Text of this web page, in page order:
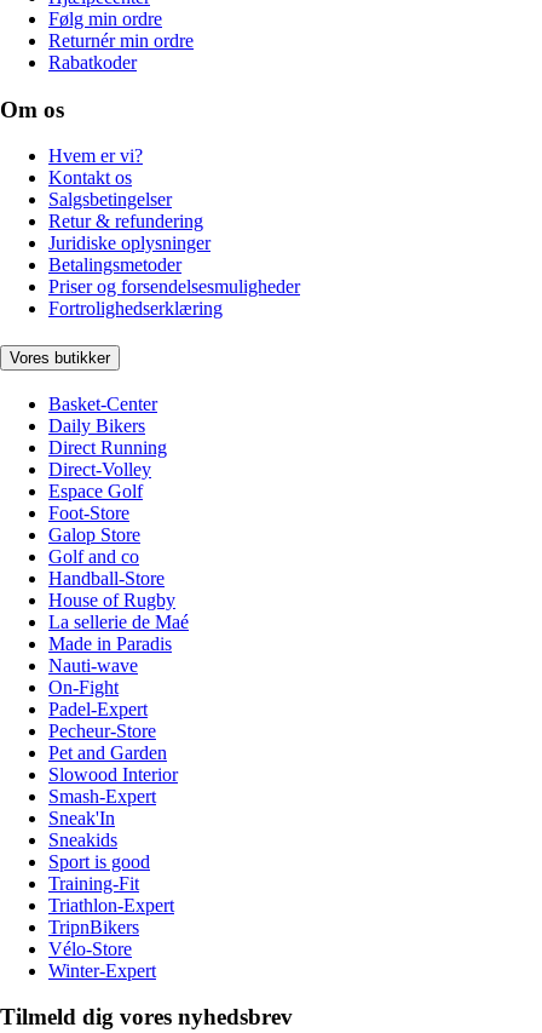
Følg min ordre
Returnér min ordre
Rabatkoder
Om os
Hvem er vi?
Kontakt os
Salgsbetingelser
Retur & refundering
Juridiske oplysninger
Betalingsmetoder
Priser og forsendelsesmuligheder
Fortrolighedserklæring
Vores butikker
Basket-Center
Daily Bikers
Direct Running
Direct-Volley
Espace Golf
Foot-Store
Galop Store
Golf and co
Handball-Store
House of Rugby
La sellerie de Maé
Made in Paradis
Nauti-wave
On-Fight
Padel-Expert
Pecheur-Store
Pet and Garden
Slowood Interior
Smash-Expert
Sneak'In
Sneakids
Sport is good
Training-Fit
Triathlon-Expert
TripnBikers
Vélo-Store
Winter-Expert
Tilmeld dig vores nyhedsbrev